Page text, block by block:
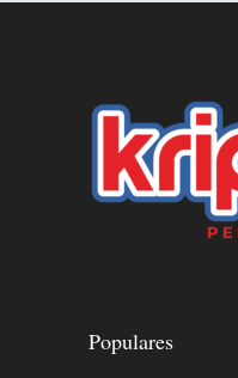
Populares